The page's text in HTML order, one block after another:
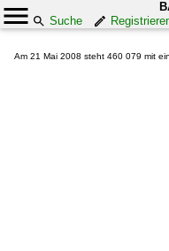
Suche
Am 21 Mai 2008 steht 460 079 mit